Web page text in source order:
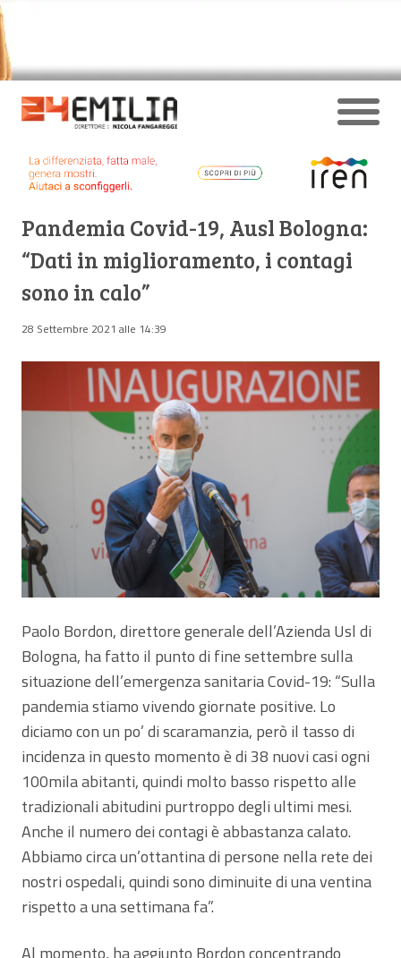
Pandemia Covid-19, Ausl Bologna:
“Dati in miglioramento, i contagi
sono in calo”
28 Settembre 2021 alle 14:39
Paolo Bordon, direttore generale dell’Azienda Usl di
Bologna, ha fatto il punto di fine settembre sulla
situazione dell’emergenza sanitaria Covid-19: “Sulla
pandemia stiamo vivendo giornate positive. Lo
diciamo con un po’ di scaramanzia, però il tasso di
incidenza in questo momento è di 38 nuovi casi ogni
100mila abitanti, quindi molto basso rispetto alle
tradizionali abitudini purtroppo degli ultimi mesi.
Anche il numero dei contagi è abbastanza calato.
Abbiamo circa un’ottantina di persone nella rete dei
nostri ospedali, quindi sono diminuite di una ventina
rispetto a una settimana fa”.
Al momento, ha aggiunto Bordon concentrando